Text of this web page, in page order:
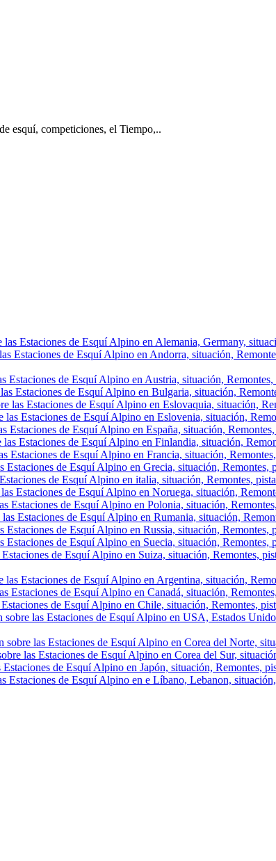
esquí, competiciones, el Tiempo,..
Estaciones de Esquí Alpino en Alemania, Germany,
Estaciones de Esquí Alpino en Andorra, situación,
Estaciones de Esquí Alpino en Austria, situación, Remontes,
Estaciones de Esquí Alpino en Bulgaria, situación,
las Estaciones de Esquí Alpino en Eslovaquia, situación,
las Estaciones de Esquí Alpino en Eslovenia, situación,
Estaciones de Esquí Alpino en España, situación,
Estaciones de Esquí Alpino en Finlandia, situación,
Estaciones de Esquí Alpino en Francia, situación,
Estaciones de Esquí Alpino en Grecia, situación, Remontes,
de Esquí Alpino en italia, situación, Remontes,
Estaciones de Esquí Alpino en Noruega, situación,
Estaciones de Esquí Alpino en Polonia, situación,
Estaciones de Esquí Alpino en Rumania, situación,
Estaciones de Esquí Alpino en Russia, situación, Remontes,
Estaciones de Esquí Alpino en Suecia, situación, Remontes,
de Esquí Alpino en Suiza, situación, Remontes,
las Estaciones de Esquí Alpino en Argentina, situación,
Estaciones de Esquí Alpino en Canadá, situación,
de Esquí Alpino en Chile, situación, Remontes,
las Estaciones de Esquí Alpino en USA, Estados
sobre las Estaciones de Esquí Alpino en Corea del Norte,
las Estaciones de Esquí Alpino en Corea del Sur,
de Esquí Alpino en Japón, situación, Remontes,
Estaciones de Esquí Alpino en e Líbano, Lebanon,